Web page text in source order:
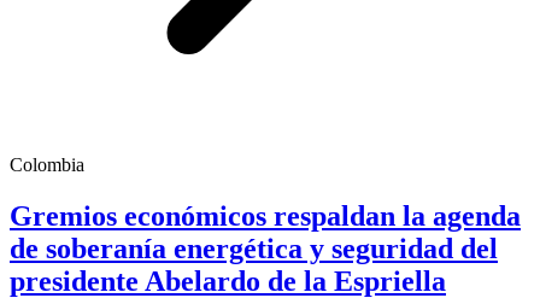
Colombia
Gremios económicos respaldan la agenda
de soberanía energética y seguridad del
presidente Abelardo de la Espriella